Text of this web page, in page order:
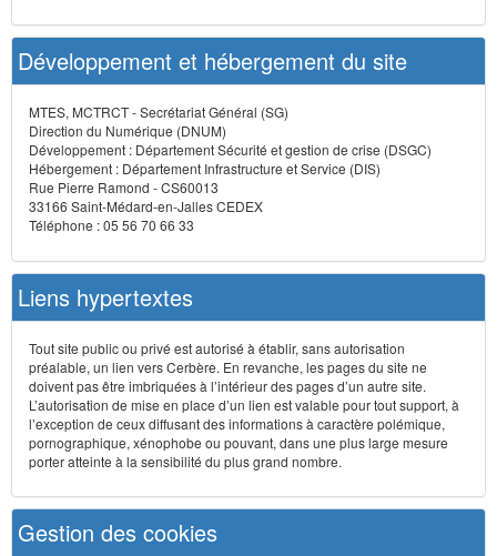
Développement et hébergement du site
MTES, MCTRCT - Secrétariat Général (SG)
Direction du Numérique (DNUM)
Développement : Département Sécurité et gestion de crise (DSGC)
Hébergement : Département Infrastructure et Service (DIS)
Rue Pierre Ramond - CS60013
33166 Saint-Médard-en-Jalles CEDEX
Téléphone : 05 56 70 66 33
Liens hypertextes
Tout site public ou privé est autorisé à établir, sans autorisation
préalable, un lien vers Cerbère. En revanche, les pages du site ne
doivent pas être imbriquées à l’intérieur des pages d’un autre site.
L’autorisation de mise en place d’un lien est valable pour tout support, à
l’exception de ceux diffusant des informations à caractère polémique,
pornographique, xénophobe ou pouvant, dans une plus large mesure
porter atteinte à la sensibilité du plus grand nombre.
Gestion des cookies